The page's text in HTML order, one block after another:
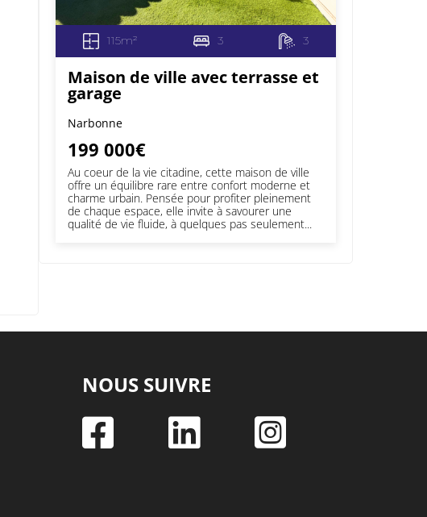
115m² 3 3
Maison de ville avec terrasse et
garage
Narbonne
199 000€
Au coeur de la vie citadine, cette maison de ville
offre un équilibre rare entre confort moderne et
charme urbain. Pensée pour profiter pleinement
de chaque espace, elle invite à savourer une
qualité de vie fluide, à quelques pas seulement...
NOUS SUIVRE
  